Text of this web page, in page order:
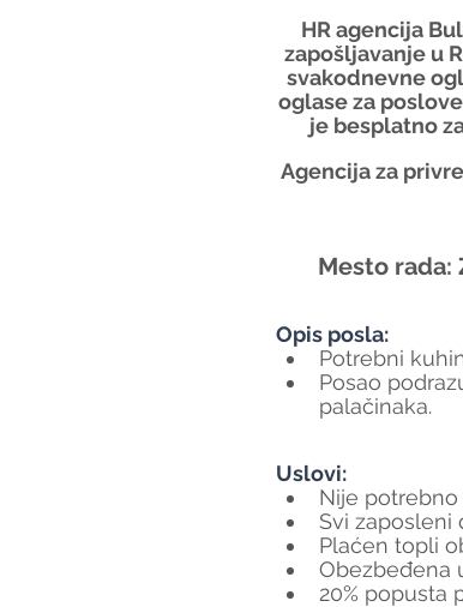
HR agencija
zapošljavanje u
svakodnevne
oglase za
je besplatno
Agencija za
Mesto rada:
Opis posla:
Potrebni
Posao
palačinaka.
Uslovi:
Nije
Svi zaposleni
Plaćen topli
Obezbeđena
20% popusta